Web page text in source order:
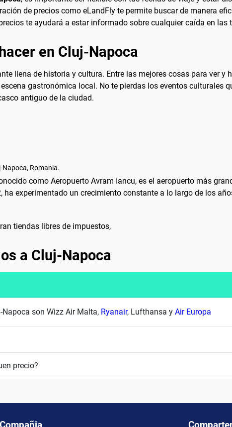
de precios como eLandFly te permite buscar de manera
te ayudará a estar informado sobre cualquier caída en las
en Cluj-Napoca
llena de historia y cultura. Entre las mejores cosas para ver y
gastronómica local. No te pierdas los eventos culturales
antiguo de la ciudad.
Romania.
como Aeropuerto Avram Iancu, es el aeropuerto más
ha experimentado un crecimiento constante a lo largo de los
tiendas libres de impuestos,
a Cluj-Napoca
son Wizz Air Malta, Ryanair, Lufthansa y Air Europa
precio?
Compañia